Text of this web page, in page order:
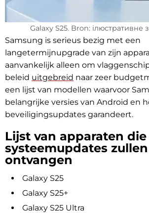
Galaxy S25. Bron: ілюстративне
Samsung is serieus bezig met een
langetermijnupgrade van zijn
aanvankelijk alleen om
beleid uitgebreid naar zeer
een lijst van modellen waarvoor
belangrijke versies van Android en
beveiligingsupdates garandeert.
Lijst van apparaten
systeemupdates zullen
ontvangen
Galaxy S25
Galaxy S25+
Galaxy S25 Ultra